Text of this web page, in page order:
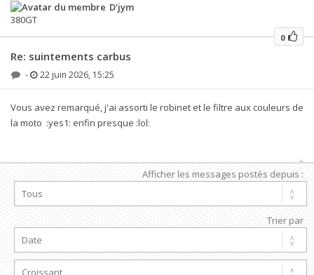
D'jym
380GT
Re: suintements carbus
- 22 juin 2026, 15:25
Vous avez remarqué, j'ai assorti le robinet et le filtre aux couleurs de
la moto :yes1: enfin presque :lol:
0
Afficher les messages postés depuis :
Trier par